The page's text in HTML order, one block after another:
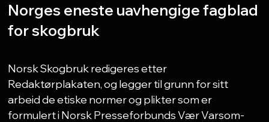
Norges eneste uavhengige fagblad
for skogbruk
Norsk Skogbruk redigeres etter
Redaktørplakaten, og legger til grunn for sitt
arbeid de etiske normer og plikter som er
formulert i Norsk Presseforbunds Vær Varsom-